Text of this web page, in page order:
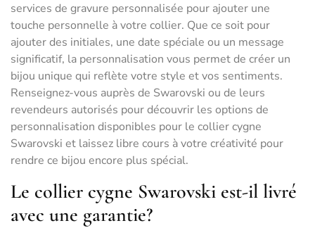
services de gravure personnalisée pour ajouter une
touche personnelle à votre collier. Que ce soit pour
ajouter des initiales, une date spéciale ou un message
significatif, la personnalisation vous permet de créer un
bijou unique qui reflète votre style et vos sentiments.
Renseignez-vous auprès de Swarovski ou de leurs
revendeurs autorisés pour découvrir les options de
personnalisation disponibles pour le collier cygne
Swarovski et laissez libre cours à votre créativité pour
rendre ce bijou encore plus spécial.
Le collier cygne Swarovski est-il livré
avec une garantie?